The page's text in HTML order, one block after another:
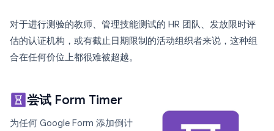
对于进行测验的教师、管理技能测试的 HR 团队、发放限时评
估的认证机构，或有截止日期限制的活动组织者来说，这种组
合在任何价位上都很难被超越。
尝试 Form Timer
为任何 Google Form 添加倒计